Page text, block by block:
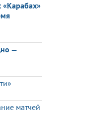
«Карабах»
—
матчей